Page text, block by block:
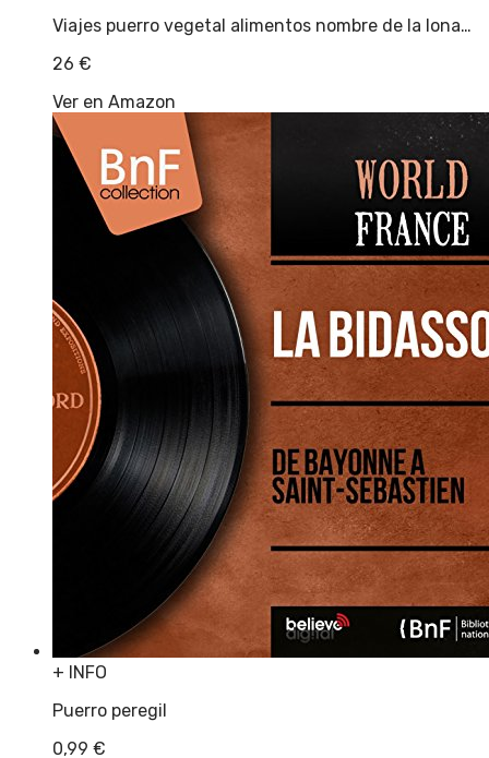
Viajes puerro vegetal alimentos nombre de la lona…
26 €
Ver en Amazon
+ INFO
Puerro peregil
0,99 €